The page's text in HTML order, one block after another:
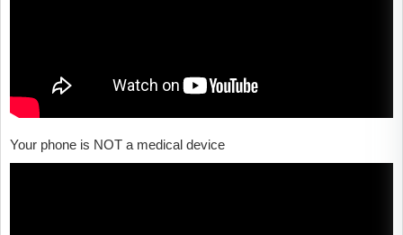
Your phone is NOT a medical device